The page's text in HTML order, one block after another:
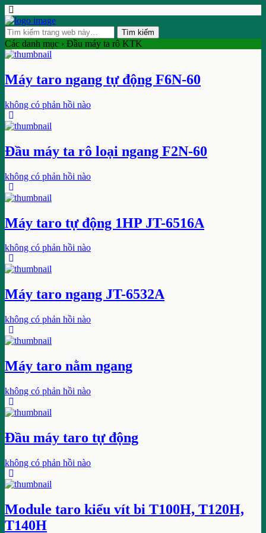
Các danh mục › Đầu máy ta rô KTK
Máy taro ngang tự động F6N-60
không có phản hồi nào
Đầu máy ta rô loại ngang F2N-60
không có phản hồi nào
Máy taro tự động 1HP JT-6516A
không có phản hồi nào
Máy taro ngang JT-6532A
không có phản hồi nào
Máy taro nằm ngang
không có phản hồi nào
Đầu máy taro tự động
không có phản hồi nào
Module taro kiểu vít bi T100H, T120H,
T140H